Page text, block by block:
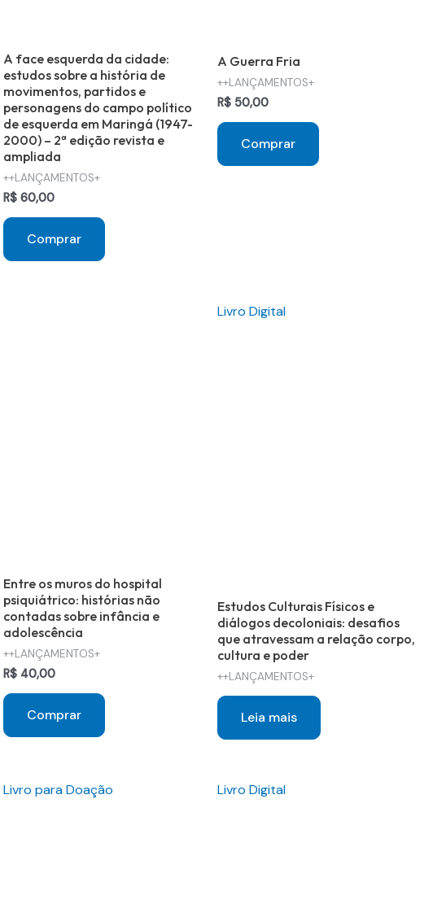
A face esquerda da cidade:
estudos sobre a história de
movimentos, partidos e
personagens do campo político
de esquerda em Maringá (1947-
2000) – 2ª edição revista e
ampliada
++LANÇAMENTOS+
R$60,00
Comprar
A Guerra Fria
++LANÇAMENTOS+
R$ 50,00
Comprar
Entre os muros do hospital
psiquiátrico: histórias não
contadas sobre infância e
adolescência
++LANÇAMENTOS+
R$40,00
Comprar
Livro Digital
Estudos Culturais Físicos e
diálogos decoloniais: desafios
que atravessam a relação corpo,
cultura e poder
++LANÇAMENTOS+
Leia mais
Livro para Doação Livro Digital